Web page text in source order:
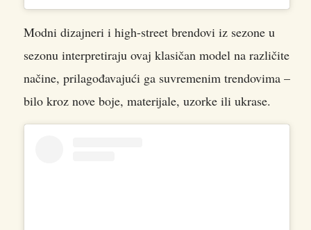
Modni dizajneri i high-street brendovi iz sezone u
sezonu interpretiraju ovaj klasičan model na različite
načine, prilagođavajući ga suvremenim trendovima –
bilo kroz nove boje, materijale, uzorke ili ukrase.